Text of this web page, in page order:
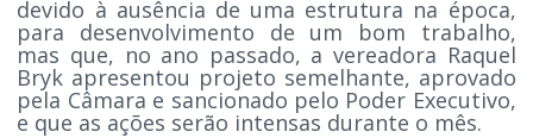
devido à ausência de uma estrutura na época,
para desenvolvimento de um bom trabalho,
mas que, no ano passado, a vereadora Raquel
Bryk apresentou projeto semelhante, aprovado
pela Câmara e sancionado pelo Poder Executivo,
e que as ações serão intensas durante o mês.